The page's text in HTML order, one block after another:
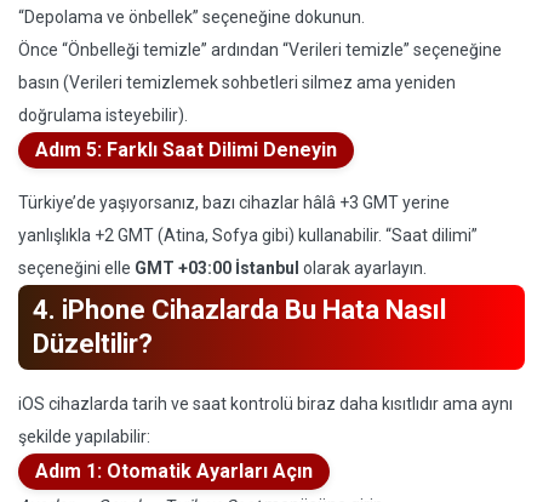
“Depolama ve önbellek” seçeneğine dokunun.
Önce “Önbelleği temizle” ardından “Verileri temizle” seçeneğine
basın (Verileri temizlemek sohbetleri silmez ama yeniden
doğrulama isteyebilir).
Adım 5: Farklı Saat Dilimi Deneyin
Türkiye’de yaşıyorsanız, bazı cihazlar hâlâ +3 GMT yerine
yanlışlıkla +2 GMT (Atina, Sofya gibi) kullanabilir. “Saat dilimi”
seçeneğini elle GMT +03:00 İstanbul olarak ayarlayın.
4. iPhone Cihazlarda Bu Hata Nasıl
Düzeltilir?
iOS cihazlarda tarih ve saat kontrolü biraz daha kısıtlıdır ama aynı
şekilde yapılabilir:
Adım 1: Otomatik Ayarları Açın